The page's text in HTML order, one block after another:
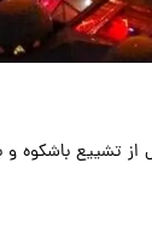
از تشییع باشکوه